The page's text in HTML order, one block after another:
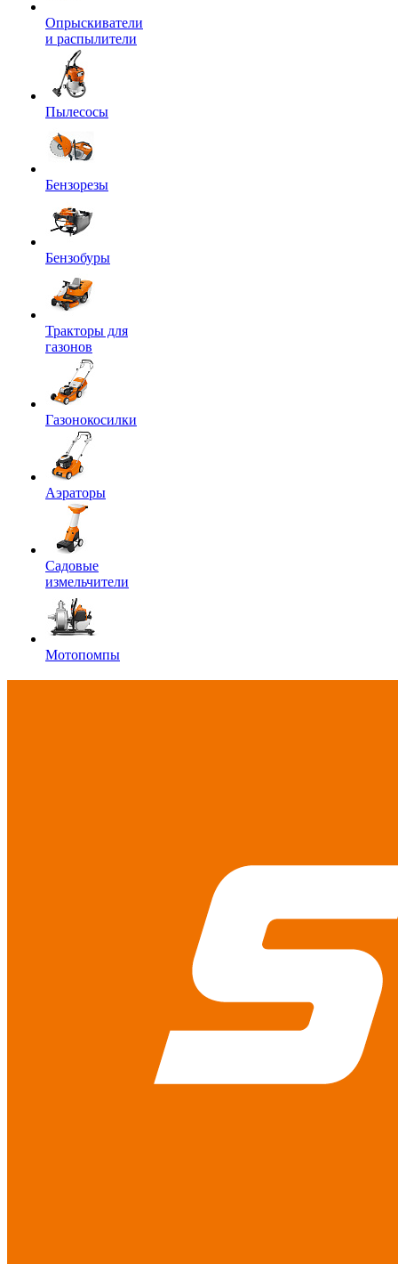
Опрыскиватели
и распылители
Пылесосы
Бензорезы
Бензобуры
Тракторы для
газонов
Газонокосилки
Аэраторы
Садовые
измельчители
Мотопомпы